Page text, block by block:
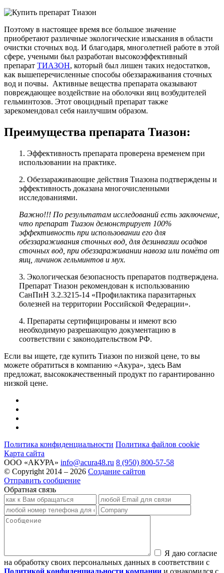
Поэтому в настоящее время все большое значение
приобретают различные экологические изыскания в области
очистки сточных вод. И благодаря, многолетней работе в этой
сфере, учеными был разработан высокоэффективный
препарат ТИАЗОН, который был лишен таких недостатков,
как вышеперечисленные способы обеззараживания сточных
вод и почвы. Активные вещества препарата оказывают
повреждающее воздействие на оболочки яиц возбудителей
гельминтозов. Этот овоцидный препарат также
зарекомендовал себя наилучшим образом.
Преимущества препарата Тиазон:
1. Эффективность препарата проверена временем при
использовании на практике.
2. Обеззараживающие действия Тиазона подтверждены и
эффективность доказана многочисленными
исследованиями.
Важно!!! По результатам исследований есть заключение,
что препарат Тиазон демонстрирует 100%
эффективность при использовании его для
обеззараживания сточных вод, для дезинвазии осадков
сточных вод, при обеззараживании навоза или помёта от
яиц, личинок гельминтов и мух.
3. Экологическая безопасность препаратов подтверждена.
Препарат Тиазон рекомендован к использованию
СанПиН 3.2.3215-14 «Профилактика паразитарных
болезней на территории Российской Федерации».
4. Препараты сертифицированы и имеют всю
необходимую разрешающую документацию в
соответствии с законодательством РФ.
Если вы ищете, где купить Тиазон по низкой цене, то вы
можете обратиться в компанию «Акура», здесь Вам
предложат, высококачественный продукт по гарантированно
низкой цене.
Политика конфиденциальности Политика файлов cookie
Карта сайта
ООО «АКУРА» info@acura48.ru 8 (950) 800-57-58
© Copyright 2014 – 2026 Создание сайтов
Отправить сообщение
Обратная связь
Я даю согласие
на обработку своих персональных данных в соответствии с
Политикой конфиденциальности компании и ознакомился с